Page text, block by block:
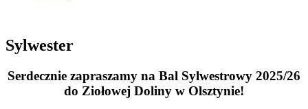
Sylwester
Serdecznie zapraszamy na Bal Sylwestrowy 2025/26
do Ziołowej Doliny w Olsztynie!